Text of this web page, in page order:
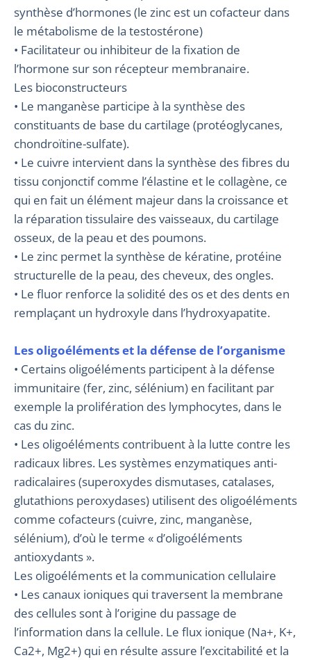
synthèse d’hormones (le zinc est un cofacteur dans
le métabolisme de la testostérone)
• Facilitateur ou inhibiteur de la fixation de
l’hormone sur son récepteur membranaire.
Les bioconstructeurs
• Le manganèse participe à la synthèse des
constituants de base du cartilage (protéoglycanes,
chondroïtine-sulfate).
• Le cuivre intervient dans la synthèse des fibres du
tissu conjonctif comme l’élastine et le collagène, ce
qui en fait un élément majeur dans la croissance et
la réparation tissulaire des vaisseaux, du cartilage
osseux, de la peau et des poumons.
• Le zinc permet la synthèse de kératine, protéine
structurelle de la peau, des cheveux, des ongles.
• Le fluor renforce la solidité des os et des dents en
remplaçant un hydroxyle dans l’hydroxyapatite.
Les oligoéléments et la défense de l’organisme
• Certains oligoéléments participent à la défense
immunitaire (fer, zinc, sélénium) en facilitant par
exemple la prolifération des lymphocytes, dans le
cas du zinc.
• Les oligoéléments contribuent à la lutte contre les
radicaux libres. Les systèmes enzymatiques anti-
radicalaires (superoxydes dismutases, catalases,
glutathions peroxydases) utilisent des oligoéléments
comme cofacteurs (cuivre, zinc, manganèse,
sélénium), d’où le terme « d’oligoéléments
antioxydants ».
Les oligoéléments et la communication cellulaire
• Les canaux ioniques qui traversent la membrane
des cellules sont à l’origine du passage de
l’information dans la cellule. Le flux ionique (Na+, K+,
Ca2+, Mg2+) qui en résulte assure l’excitabilité et la